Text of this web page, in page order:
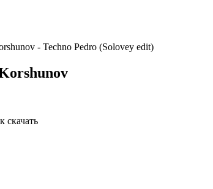
- Techno Pedro (Solovey edit)